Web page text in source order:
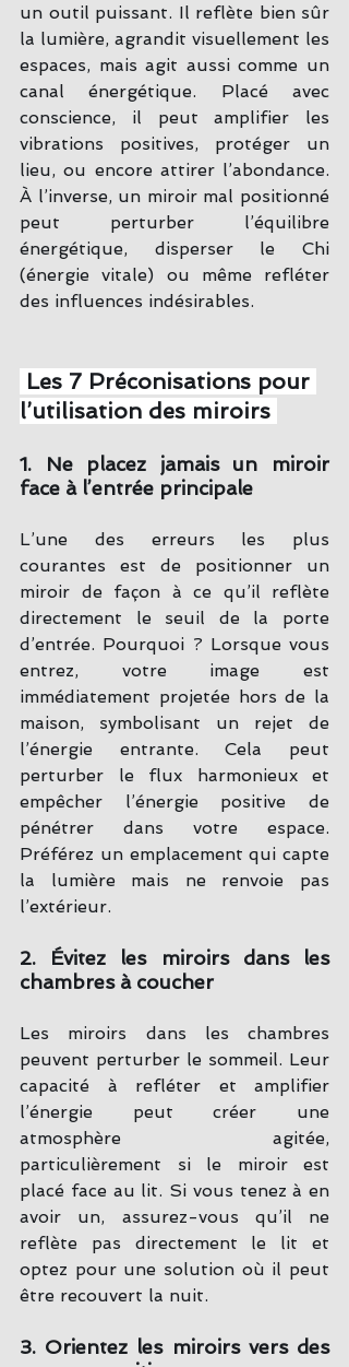
un outil puissant. Il reflète bien sûr
la lumière, agrandit visuellement les
espaces, mais agit aussi comme un
canal énergétique. Placé avec
conscience, il peut amplifier les
vibrations positives, protéger un
lieu, ou encore attirer l’abondance.
À l’inverse, un miroir mal positionné
peut perturber l’équilibre
énergétique, disperser le Chi
(énergie vitale) ou même refléter
des influences indésirables.
l’utilisation des miroirs
1. Ne placez jamais un miroir
face à l’entrée principale
L’une des erreurs les plus
courantes est de positionner un
miroir de façon à ce qu’il reflète
directement le seuil de la porte
d’entrée. Pourquoi ? Lorsque vous
entrez, votre image est
immédiatement projetée hors de la
maison, symbolisant un rejet de
l’énergie entrante. Cela peut
perturber le flux harmonieux et
empêcher l’énergie positive de
pénétrer dans votre espace.
Préférez un emplacement qui capte
la lumière mais ne renvoie pas
l’extérieur.
2. Évitez les miroirs dans les
chambres à coucher
Les miroirs dans les chambres
peuvent perturber le sommeil. Leur
capacité à refléter et amplifier
l’énergie peut créer une
atmosphère agitée,
particulièrement si le miroir est
placé face au lit. Si vous tenez à en
avoir un, assurez-vous qu’il ne
reflète pas directement le lit et
optez pour une solution où il peut
être recouvert la nuit.
3. Orientez les miroirs vers des